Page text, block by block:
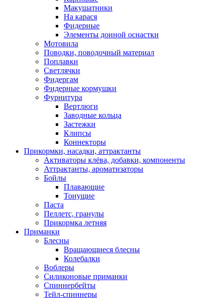
Макушатники
На карася
Фидерные
Элементы донной оснастки
Мотовила
Поводки, поводочный материал
Поплавки
Светлячки
Фидергам
Фидерные кормушки
Фурнитура
Вертлюги
Заводные кольца
Застежки
Клипсы
Коннекторы
Прикормки, насадки, аттрактанты
Активаторы клёва, добавки, компоненты
Аттрактанты, ароматизаторы
Бойлы
Плавающие
Тонущие
Паста
Пеллетс, гранулы
Прикормка летняя
Приманки
Блесны
Вращающиеся блесны
Колебалки
Воблеры
Силиконовые приманки
Спиннербейты
Тейл-спиннеры